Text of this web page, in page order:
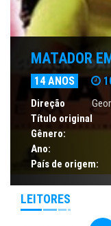
MATADOR
14 ANOS
Direção
Título original
Gênero:
Ano:
País de origem:
LEITORES